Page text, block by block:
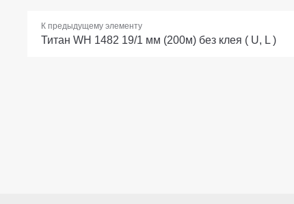
К предыдущему элементу
Титан WH 1482 19/1 мм (200м) без клея ( U, L )